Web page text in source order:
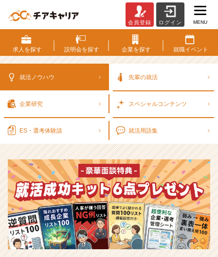
考
対
策・
ウ
ベ
ン
チ
ャ
ー・
成
長
企
業
か
会員登録 ログイン MENU
求人を探す 説明会を探す 企業を探す 就職イベント
就活ノウハウ 先輩の就活
企業研究 スペシャルコンテンツ
ES・選考体験談 就活用語集